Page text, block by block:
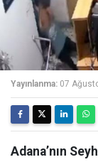
Yayınlanma: 07
Adana’nın